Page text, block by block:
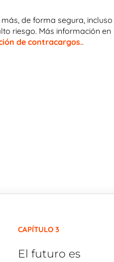
de forma segura,
riesgo. Más información en
de contracargos..
CAPÍTULO 3
El futuro es